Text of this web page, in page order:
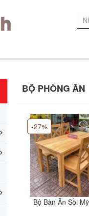
BỘ PHÒNG ĂN
Bộ Bàn Ăn Sồi
-27%